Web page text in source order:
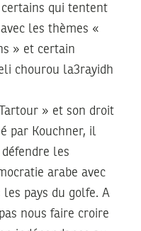
qui tentent
les thèmes «
» et certain
chourou la3rayidh
» et son droit
par Kouchner, il
les
arabe avec
pays du golfe. A
nous faire croire